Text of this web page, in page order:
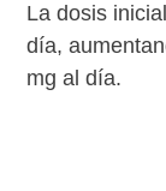
La dosis
día,
mg al día.